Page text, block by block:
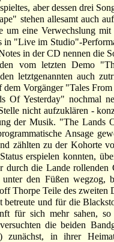
aber dessen drei
stehen allesamt auch
um eine Verwechslung
in "Live im Studio"-
in der CD nennen die
vom letzten Demo
letztgenannten auch
Vorgänger "Tales
Of Yesterday" nochmal
nicht aufzuklären -
der Musik. "The Lands
Ansage
zählten zu der Kohorte
erspielen konnten,
durch die Lande rollenden
den Füßen wegzog,
Thorpe Teile des zweiten
und für die
für sich mehr sahen,
die beiden
zunächst, in ihrer